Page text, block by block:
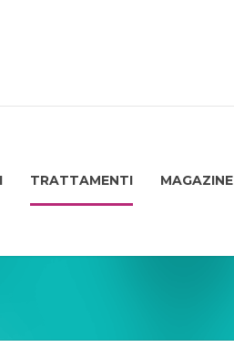
TRATTAMENTI MAGAZINE